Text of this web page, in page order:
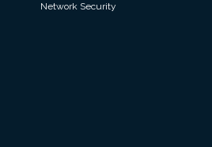
Network Security